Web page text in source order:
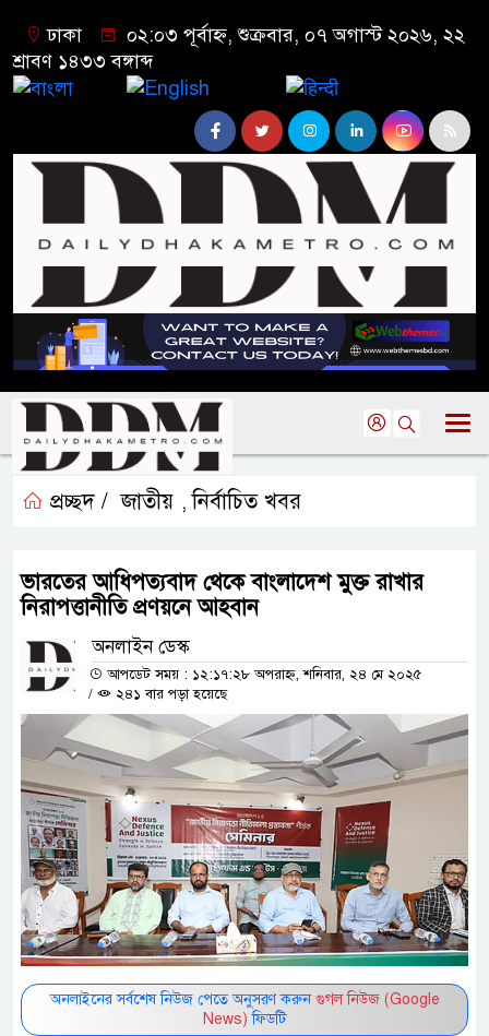
ঢাকা
০২:০৩ পূর্বাহ্ন, শুক্রবার, ০৭ অগাস্ট ২০২৬, ২২
শ্রাবণ ১৪৩৩ বঙ্গাব্দ
প্রচ্ছদ / জাতীয় ,নির্বাচিত খবর
ভারতের আধিপত্যবাদ থেকে বাংলাদেশ মুক্ত রাখার
নিরাপত্তানীতি প্রণয়নে আহবান
অনলাইন ডেস্ক
আপডেট সময় : ১২:১৭:২৮ অপরাহ্ন, শনিবার, ২৪ মে ২০২৫
/
২৪১ বার পড়া হয়েছে
অনলাইনের সর্বশেষ নিউজ পেতে অনুসরণ করুন গুগল নিউজ (Google
News) ফিডটি